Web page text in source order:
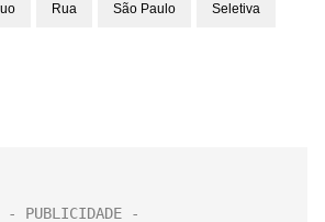
Rua São Paulo Seletiva